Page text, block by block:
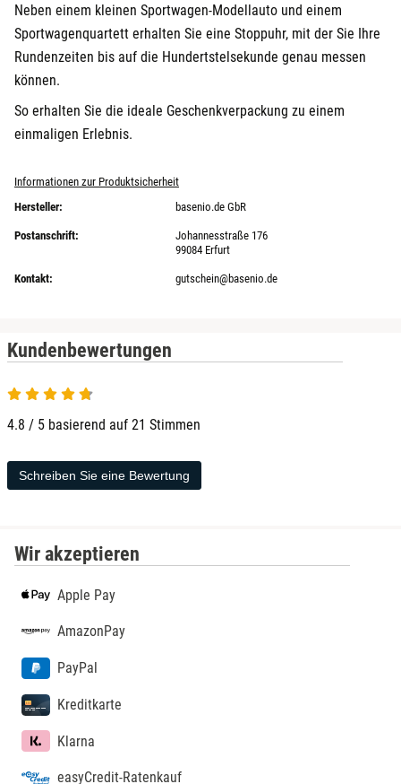
Neben einem kleinen Sportwagen-Modellauto und einem
Sportwagenquartett erhalten Sie eine Stoppuhr, mit der Sie Ihre
Rundenzeiten bis auf die Hundertstelsekunde genau messen
können.
So erhalten Sie die ideale Geschenkverpackung zu einem
einmaligen Erlebnis.
Informationen zur Produktsicherheit
Hersteller:
basenio.de GbR
Postanschrift:
Johannesstraße 176
99084 Erfurt
Kontakt: gutschein@basenio.de
Kundenbewertungen
4.8 / 5 basierend auf 21 Stimmen
Schreiben Sie eine Bewertung
Wir akzeptieren
Apple Pay
AmazonPay
PayPal
Kreditkarte
Klarna
easyCredit-Ratenkauf